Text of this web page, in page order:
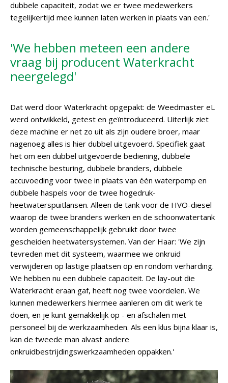
dubbele capaciteit, zodat we er twee medewerkers
tegelijkertijd mee kunnen laten werken in plaats van een.'
'We hebben meteen een andere
vraag bij producent Waterkracht
neergelegd'
Dat werd door Waterkracht opgepakt: de Weedmaster eL
werd ontwikkeld, getest en geïntroduceerd. Uiterlijk ziet
deze machine er net zo uit als zijn oudere broer, maar
nagenoeg alles is hier dubbel uitgevoerd. Specifiek gaat
het om een dubbel uitgevoerde bediening, dubbele
technische besturing, dubbele branders, dubbele
accuvoeding voor twee in plaats van één waterpomp en
dubbele haspels voor de twee hogedruk-
heetwaterspuitlansen. Alleen de tank voor de HVO-diesel
waarop de twee branders werken en de schoonwatertank
worden gemeenschappelijk gebruikt door twee
gescheiden heetwatersystemen. Van der Haar: 'We zijn
tevreden met dit systeem, waarmee we onkruid
verwijderen op lastige plaatsen op en rondom verharding.
We hebben nu een dubbele capaciteit. De lay-out die
Waterkracht eraan gaf, heeft nog twee voordelen. We
kunnen medewerkers hiermee aanleren om dit werk te
doen, en je kunt gemakkelijk op - en afschalen met
personeel bij de werkzaamheden. Als een klus bijna klaar is,
kan de tweede man alvast andere
onkruidbestrijdingswerkzaamheden oppakken.'